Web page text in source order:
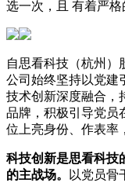
选一次，且 有着严格
自思看科技（杭州）
公司始终坚持以党建
技术创新深度融合，
品牌，积极引导党员
位上亮身份、作表率
科技创新是思看科技
的主战场。
以党员骨